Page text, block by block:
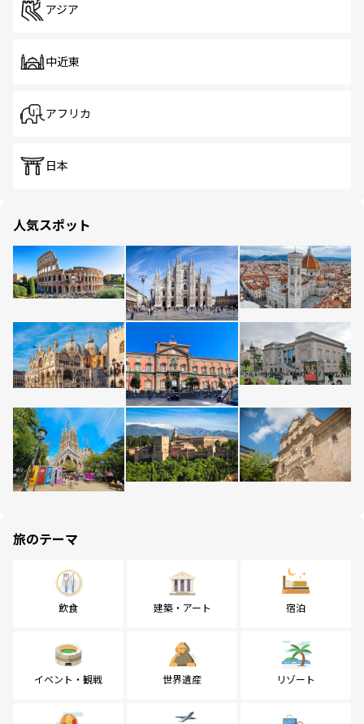
アジア
中近東
アフリカ
日本
人気スポット
旅のテーマ
飲食 建築・アート 宿泊
イベント・観戦 世界遺産 リゾート